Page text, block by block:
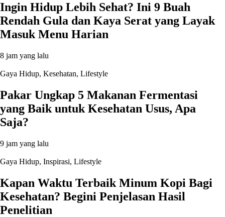
Ingin Hidup Lebih Sehat? Ini 9 Buah
Rendah Gula dan Kaya Serat yang Layak
Masuk Menu Harian
8 jam yang lalu
Gaya Hidup, Kesehatan, Lifestyle
Pakar Ungkap 5 Makanan Fermentasi
yang Baik untuk Kesehatan Usus, Apa
Saja?
9 jam yang lalu
Gaya Hidup, Inspirasi, Lifestyle
Kapan Waktu Terbaik Minum Kopi Bagi
Kesehatan? Begini Penjelasan Hasil
Penelitian